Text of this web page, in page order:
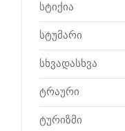
სტიქია
სტუმარი
სხვადასხვა
ტრაური
ტურიზმი